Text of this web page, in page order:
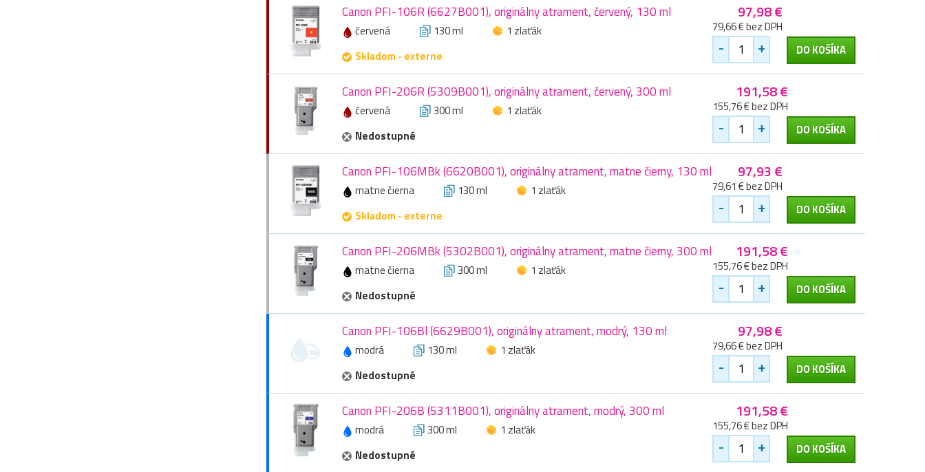
Canon PFI-106R (6627B001), originálny atrament, červený, 130 ml
červená 130 ml
1 zlaťák
Skladom - externe
97,98 €
79,66 € bez DPH
- + DO KOŠÍKA
Canon PFI-206R (5309B001), originálny atrament, červený, 300 ml
červená 300 ml
1 zlaťák
Nedostupné
191,58 €
155,76 € bez DPH
- + DO KOŠÍKA
Canon PFI-106MBk (6620B001), originálny atrament, matne čierny, 130 ml
matne čierna 130 ml
1 zlaťák
Skladom - externe
97,93 €
79,61 € bez DPH
- + DO KOŠÍKA
Canon PFI-206MBk (5302B001), originálny atrament, matne čierny, 300 ml
matne čierna 300 ml
1 zlaťák
Nedostupné
191,58 €
155,76 € bez DPH
- + DO KOŠÍKA
Canon PFI-106Bl (6629B001), originálny atrament, modrý, 130 ml
modrá 130 ml
1 zlaťák
Nedostupné
97,98 €
79,66 € bez DPH
- + DO KOŠÍKA
Canon PFI-206B (5311B001), originálny atrament, modrý, 300 ml
modrá 300 ml
1 zlaťák
Nedostupné
191,58 €
155,76 € bez DPH
- + DO KOŠÍKA